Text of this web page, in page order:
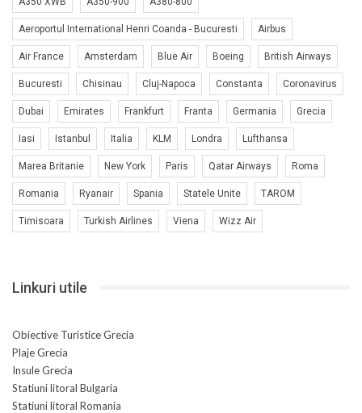
Aeroportul International Henri Coanda - Bucuresti Airbus
Air France Amsterdam Blue Air Boeing British Airways
Bucuresti Chisinau Cluj-Napoca Constanta Coronavirus
Dubai Emirates Frankfurt Franta Germania Grecia
Iasi Istanbul Italia KLM Londra Lufthansa
Marea Britanie New York Paris Qatar Airways Roma
Romania Ryanair Spania Statele Unite TAROM
Timisoara Turkish Airlines Viena Wizz Air
Linkuri utile
Obiective Turistice Grecia
Plaje Grecia
Insule Grecia
Statiuni litoral Bulgaria
Statiuni litoral Romania